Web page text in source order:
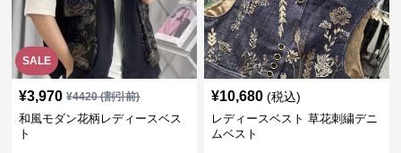
SALE
¥3,970 ¥4420(割引前)
和風モダン花柄レディースベス
ト
¥10,680 (税込)
レディースベスト 草花刺繍デニ
ムベスト